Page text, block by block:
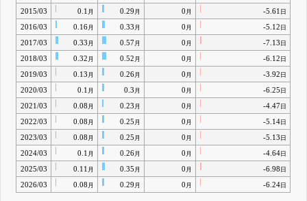
2015/03 0.1 月 0.29 月 0 月 -5.61 日
2016/03 0.16月 0.33 月 0 月 -5.12 日
2017/03 0.33 月 0.57 月 0 月 -7.13 日
2018/03 0.32 月 0.52 月 0 月 -6.12 日
2019/03 0.13 月 0.26月 0 月 -3.92 日
2020/03 0.1 月 0.3 月 0 月 -6.25 日
2021/03 0.08 月 0.23 月 0 月 -4.47 日
2022/03 0.08 月 0.25 月 0 月 -5.14日
2023/03 0.08 月 0.25 月 0 月 -5.13 日
2024/03 0.1 月 0.26月 0 月 -4.64日
2025/03 0.11 月 0.35 月 0 月 -6.98 日
2026/03 0.08 月 0.29 月 0 月 -6.24日